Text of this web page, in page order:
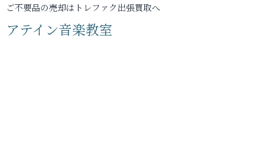
ご不要品の売却はトレファク出張買取へ
アテイン音楽教室